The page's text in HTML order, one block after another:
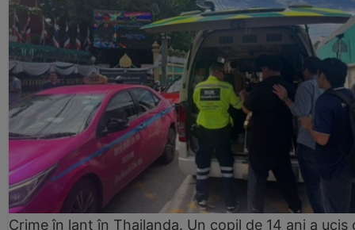
Crime în lanț în Thailanda. Un copil de 14 ani a ucis